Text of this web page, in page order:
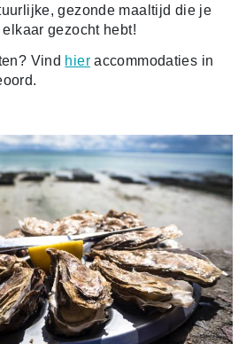
gezonde maaltijd die je
gezocht hebt!
Vind hieraccommodaties in